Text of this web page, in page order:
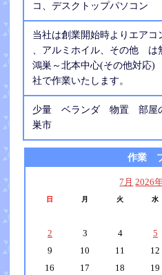
コ、デスクトップパソコン
当社は創業開始時よりエアコ
、アルミホイル、その他 は
鴻巣～北本中心(その他対応
社で作業いたします。
少量 ベランダ 物置 部屋
巣市
作業
7月 2026
日 月 火 水
2
3 4 5
9
10 11 12
16
17 18 19